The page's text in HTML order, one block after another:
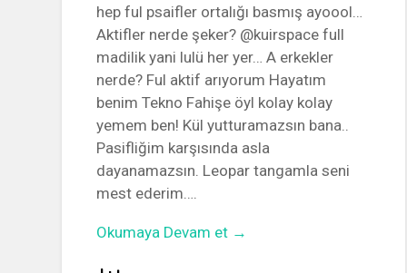
hep ful psaifler ortalığı basmış ayoool…
Aktifler nerde şeker? @kuirspace full
madilik yani lulü her yer… A erkekler
nerde? Ful aktif arıyorum Hayatım
benim Tekno Fahişe öyl kolay kolay
yemem ben! Kül yutturamazsın bana..
Pasifliğim karşısında asla
dayanamazsın. Leopar tangamla seni
mest ederim….
Okumaya Devam et →